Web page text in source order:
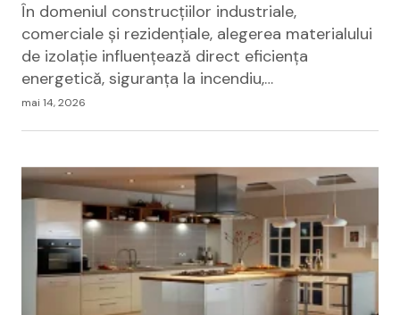
În domeniul construcțiilor industriale,
comerciale și rezidențiale, alegerea materialului
de izolație influențează direct eficiența
energetică, siguranța la incendiu,…
mai 14, 2026